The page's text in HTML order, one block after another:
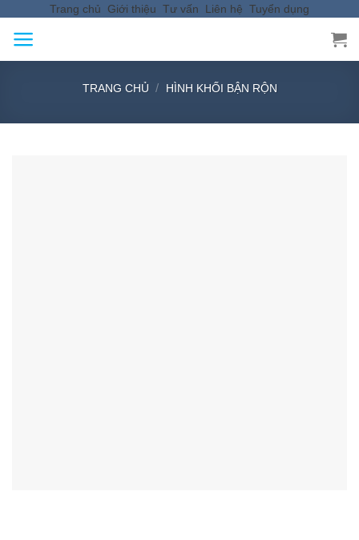
content
Trang chủ Giới thiệu Tư vấn Liên hệ Tuyển dụng
TRANG CHỦ / HÌNH KHỐI BẬN RỘN